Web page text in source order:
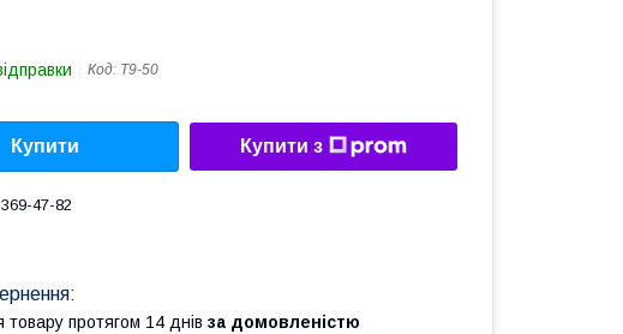
Код: Т9-50
Купити Купити з
47-82
товару протягом 14 днів за домовленістю